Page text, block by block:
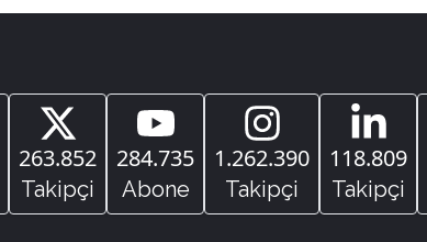
263.852
Takipçi
284.735
Abone
1.262.390
Takipçi
118.809
Takipçi